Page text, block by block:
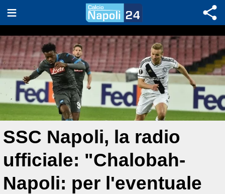
SSC Napoli, la radio
ufficiale: "Chalobah-
Napoli: per l'eventuale